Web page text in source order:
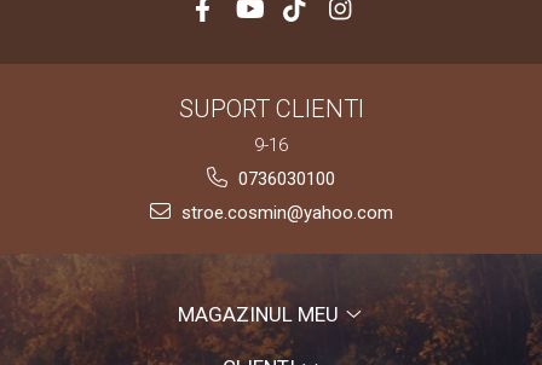
SUPORT CLIENTI
9-16
0736030100
stroe.cosmin@yahoo.com
MAGAZINUL MEU